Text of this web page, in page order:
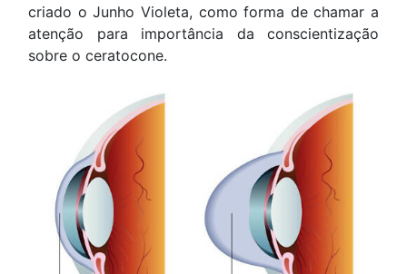
criado o Junho Violeta, como forma de chamar a
atenção para importância da conscientização
sobre o ceratocone.